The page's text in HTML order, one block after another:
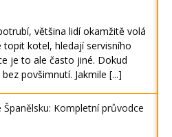
většina lidí okamžitě volá
topit kotel, hledají servisního
je to ale často jiné. Dokud
povšimnutí. Jakmile [...]
Kompletní průvodce